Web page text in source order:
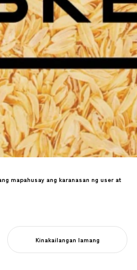
sa design at intellectual property
development nito.
ANG INYONG PROYEKTO
mapahusay ang karanasan ng user at
Kinakailangan lamang